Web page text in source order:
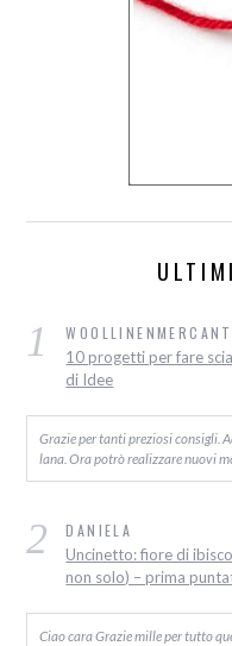
1
10 progetti per fare
di Idee
Grazie per tanti preziosi consigli.
lana. Ora potrò realizzare nuovi
2 DANIELA
Uncinetto: fiore di
non solo) – prima
Ciao cara Grazie mille per tutto